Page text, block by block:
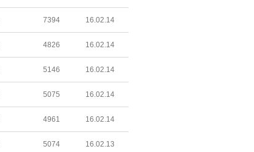
7394 16.02.14
4826 16.02.14
5146 16.02.14
5075 16.02.14
4961 16.02.14
5074 16.02.13